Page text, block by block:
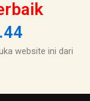
website ini dari